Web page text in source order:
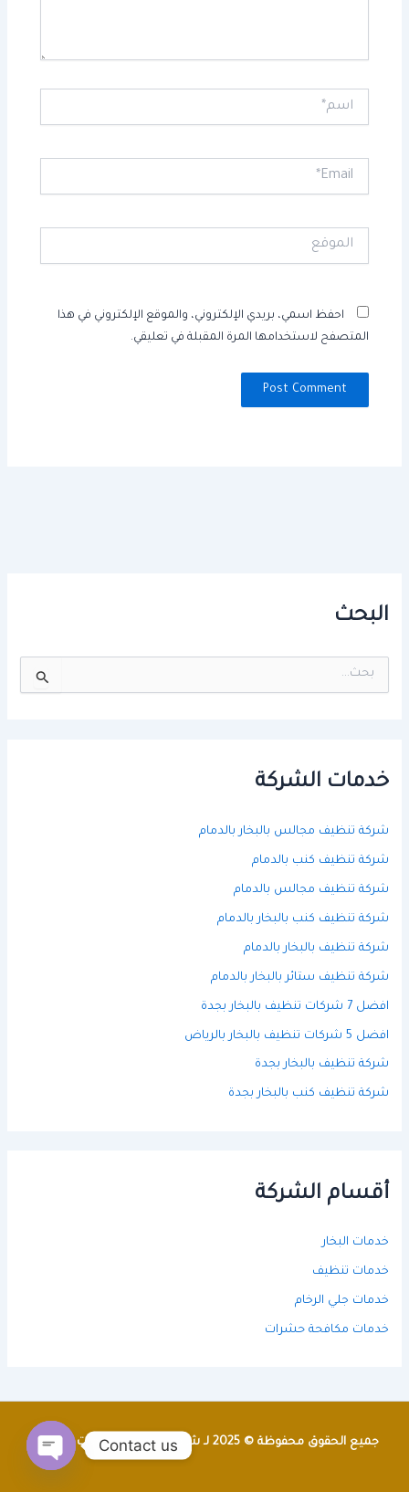
اسم*
Email*
الموقع
احفظ اسمي، بريدي الإلكتروني، والموقع الإلكتروني في هذا
المتصفح لاستخدامها المرة المقبلة في تعليقي.
البحث
ن
خدمات الشركة
شركة تنظيف مجالس بالبخار بالدمام
شركة تنظيف كنب بالدمام
شركة تنظيف مجالس بالدمام
شركة تنظيف كنب بالبخار بالدمام
شركة تنظيف بالبخار بالدمام
شركة تنظيف ستائر بالبخار بالدمام
افضل 7 شركات تنظيف بالبخار بجدة
افضل 5 شركات تنظيف بالبخار بالرياض
شركة تنظيف بالبخار بجدة
شركة تنظيف كنب بالبخار بجدة
أقسام الشركة
خدمات البخار
خدمات تنظيف
خدمات جلي الرخام
خدمات مكافحة حشرات
جميع الحقوق محفوظة © 2025 لـ شركة الراجحي للخدمات المنزلية Contact us
Open